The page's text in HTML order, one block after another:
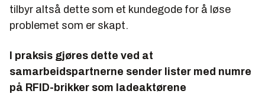
tilbyr altså dette som et kundegode for å løse
problemet som er skapt.
I praksis gjøres dette ved at
samarbeidspartnerne sender lister med numre
på RFID-brikker som ladeaktørene